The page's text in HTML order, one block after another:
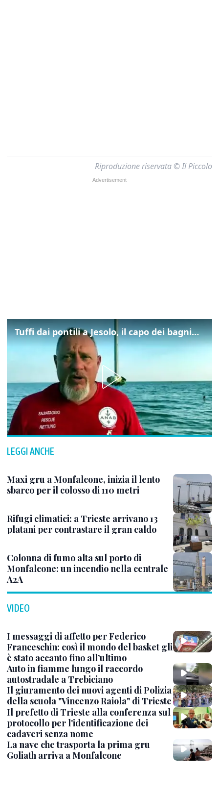
Riproduzione riservata © Il Piccolo
Tuffi dai pontili a Jesolo, il capo dei bagnini: "L'impegno di tutti per evitare altre tragedie"
LEGGI ANCHE
Maxi gru a Monfalcone, inizia il lento
sbarco per il colosso di 110 metri
Rifugi climatici: a Trieste arrivano 13
platani per contrastare il gran caldo
Colonna di fumo alta sul porto di
Monfalcone: un incendio nella centrale
A2A
VIDEO
I messaggi di affetto per Federico
Franceschin: così il mondo del basket gli
è stato accanto fino all’ultimo
Auto in fiamme lungo il raccordo
autostradale a Trebiciano
Il giuramento dei nuovi agenti di Polizia
della scuola "Vincenzo Raiola" di Trieste
Il prefetto di Trieste alla conferenza sul
protocollo per l'identificazione dei
cadaveri senza nome
La nave che trasporta la prima gru
Goliath arriva a Monfalcone